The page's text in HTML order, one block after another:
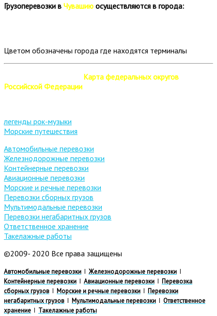
Грузоперевозки в Чувашию осуществляются в города:
Цветом обозначены города где находятся терминалы
Карта федеральных округов
Российской Федерации
легенды рок-музыки
Морские путешествия
Автомобильные перевозки
Железнодорожные перевозки
Контейнерные перевозки
Авиационные перевозки
Морские и речные перевозки
Перевозки сборных грузов
Мультимодальные перевозки
Перевозки негабаритных грузов
Ответственное хранение
Такелажные работы
©2009- 2020 Все права защищены
Автомобильные перевозки I Железнодорожные перевозки I
Контейнерные перевозки I Авиационные перевозки I Перевозка
сборных грузов I Морские и речные перевозки I Перевозки
негабаритных грузов I Мультимодальные перевозки I Ответственное
хранение I Такелажные работы